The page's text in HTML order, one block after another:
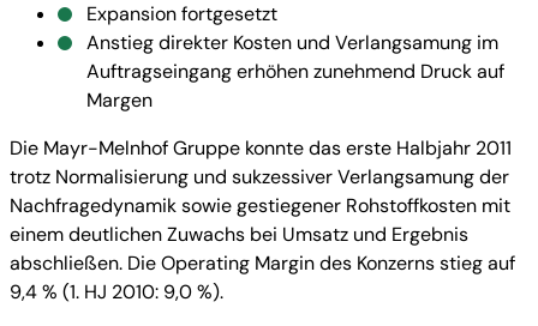
Expansion fortgesetzt
Anstieg direkter Kosten und Verlangsamung im
Auftragseingang erhöhen zunehmend Druck auf
Margen
Die Mayr-Melnhof Gruppe konnte das erste Halbjahr 2011
trotz Normalisierung und sukzessiver Verlangsamung der
Nachfragedynamik sowie gestiegener Rohstoffkosten mit
einem deutlichen Zuwachs bei Umsatz und Ergebnis
abschließen. Die Operating Margin des Konzerns stieg auf
9,4 % (1. HJ 2010: 9,0 %).